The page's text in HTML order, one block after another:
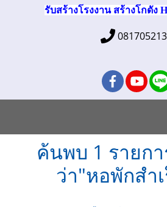
รับสร้างโรงงาน สร้างโกดัง
ค้นพบ 1 รายก
ว่า"หอพักสำ